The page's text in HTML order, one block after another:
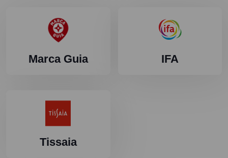
Marca Guia IFA
Tissaia